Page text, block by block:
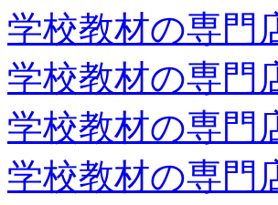
学校教材の専門
学校教材の専門
学校教材の専門
学校教材の専門